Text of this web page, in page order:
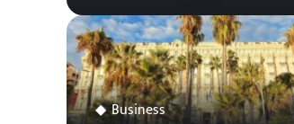
Business